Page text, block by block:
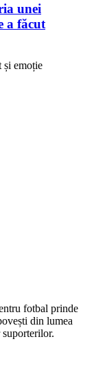
unei
a făcut
și emoție
fotbal prinde
din lumea